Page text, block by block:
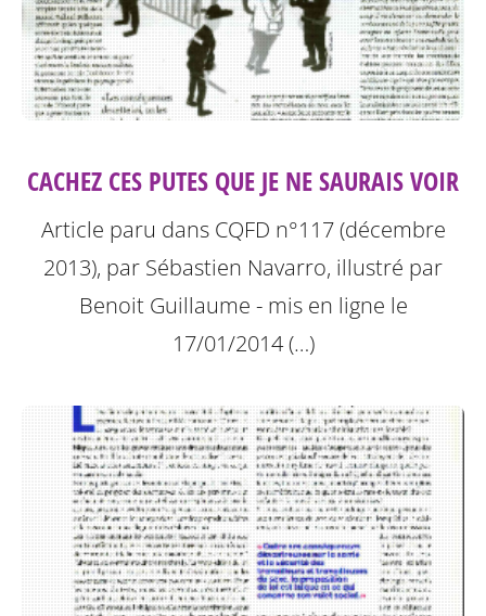
CACHEZ CES PUTES QUE JE NE SAURAIS VOIR
Article paru dans CQFD n°117 (décembre
2013), par Sébastien Navarro, illustré par
Benoit Guillaume - mis en ligne le
17/01/2014 (…)